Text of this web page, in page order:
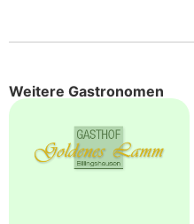
Weitere Gastronomen